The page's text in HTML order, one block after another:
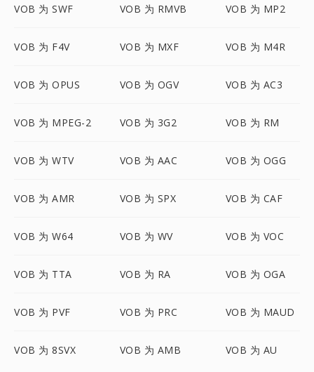
VOB 为 SWF VOB 为 RMVB VOB 为 MP2
VOB 为 F4V VOB 为 MXF VOB 为 M4R
VOB 为 OPUS VOB 为 OGV VOB 为 AC3
VOB 为 MPEG-2 VOB 为 3G2 VOB 为 RM
VOB 为 WTV VOB 为 AAC VOB 为 OGG
VOB 为 AMR VOB 为 SPX VOB 为 CAF
VOB 为 W64 VOB 为 WV VOB 为 VOC
VOB 为 TTA VOB 为 RA VOB 为 OGA
VOB 为 PVF VOB 为 PRC VOB 为 MAUD
VOB 为 8SVX VOB 为 AMB VOB 为 AU